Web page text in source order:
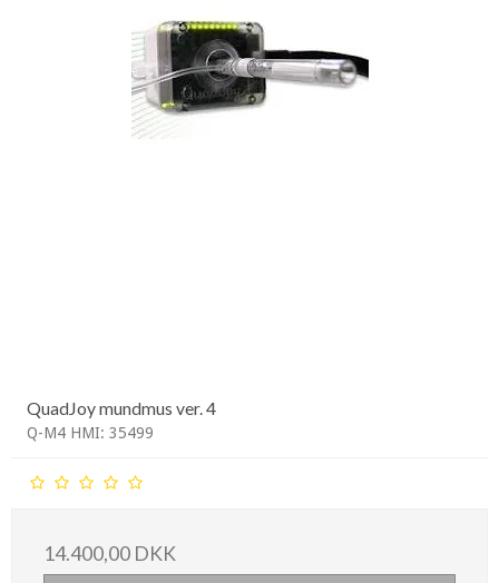
QuadJoy mundmus ver. 4
Q-M4 HMI: 35499
14.400,00 DKK